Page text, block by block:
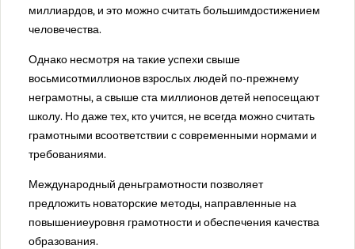
Тушинский районный суд города Москвы
Хорошевский районный суд города Москвы
Черемушкинский районный суд города Москвы
Чертановский районный суд города Москвы
Юмор
миллиардов, и это можно считать большимдостижением
человечества.
Однако несмотря на такие успехи свыше
восьмисотмиллионов взрослых людей по-прежнему
неграмотны, а свыше ста миллионов детей непосещают
школу. Но даже тех, кто учится, не всегда можно считать
грамотными всоответствии с современными нормами и
требованиями.
Международный деньграмотности позволяет
предложить новаторские методы, направленные на
повышениеуровня грамотности и обеспечения качества
образования.